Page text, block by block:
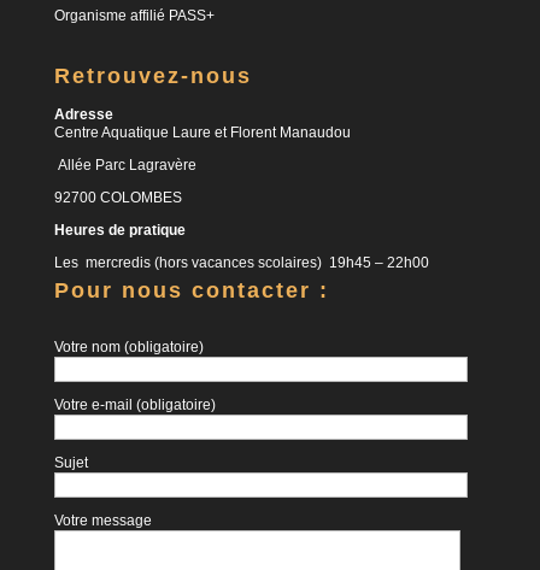
Organisme affilié PASS+
Retrouvez-nous
Adresse
Centre Aquatique Laure et Florent Manaudou
Allée Parc Lagravère
92700 COLOMBES
Heures de pratique
Les mercredis (hors vacances scolaires) 19h45 – 22h00
Pour nous contacter :
Votre nom (obligatoire)
Votre e-mail (obligatoire)
Sujet
Votre message